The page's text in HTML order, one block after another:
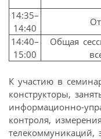
14:35–
14:40
14:40–
15:00
Общая
К участию в
конструкторы,
информационно-
контроля,
телекоммуникаций,